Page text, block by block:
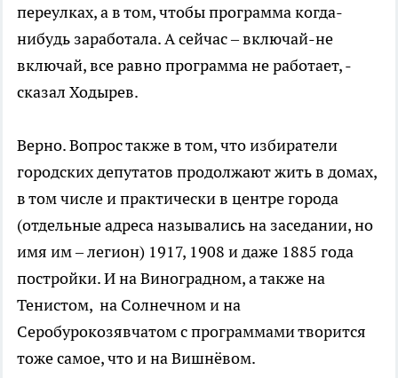
переулках, а в том, чтобы программа когда-
нибудь заработала. А сейчас – включай-не
включай, все равно программа не работает, -
сказал Ходырев.
Верно. Вопрос также в том, что избиратели
городских депутатов продолжают жить в домах,
в том числе и практически в центре города
(отдельные адреса назывались на заседании, но
имя им – легион) 1917, 1908 и даже 1885 года
постройки. И на Виноградном, а также на
Тенистом, на Солнечном и на
Серобурокозявчатом с программами творится
тоже самое, что и на Вишнёвом.